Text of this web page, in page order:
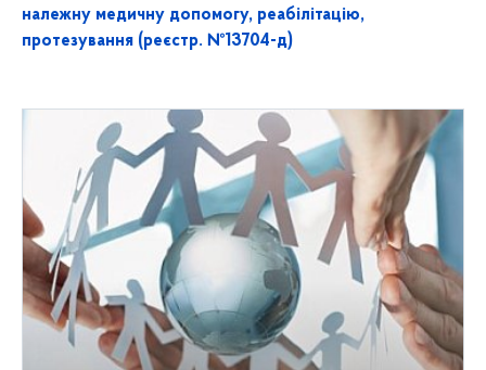
належну медичну допомогу, реабілітацію,
протезування (реєстр. №13704-д)